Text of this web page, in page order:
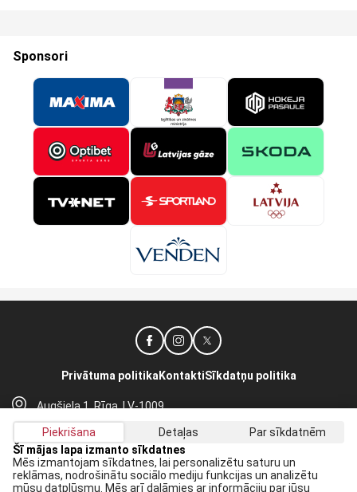
Sponsori
Augšiela 1, Rīga, LV-1009
lhf@lhf.lv
+371 67565614
Privātuma politika KontaktiSīkdatņu politika
Saņem jaunākās ziņas savā E-pastā:
Piekrišana Detaļas
Par sīkdatnēm
Šī mājas lapa izmanto sīkdatnes
Mēs izmantojam sīkdatnes, lai personalizētu saturu un
reklāmas, nodrošinātu sociālo mediju funkcijas un analizētu
mūsu datplūsmu. Mēs arī dalāmies ar informāciju par jūsu